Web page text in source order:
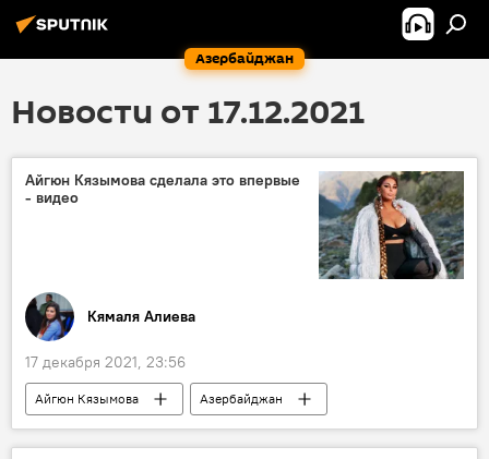
Азербайджан
Новости от 17.12.2021
Айгюн Кязымова сделала это впервые
- видео
Кямаля Алиева
17 декабря 2021, 23:56
Айгюн Кязымова Азербайджан